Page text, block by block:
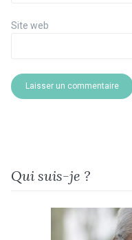
Site web
Qui suis-je ?